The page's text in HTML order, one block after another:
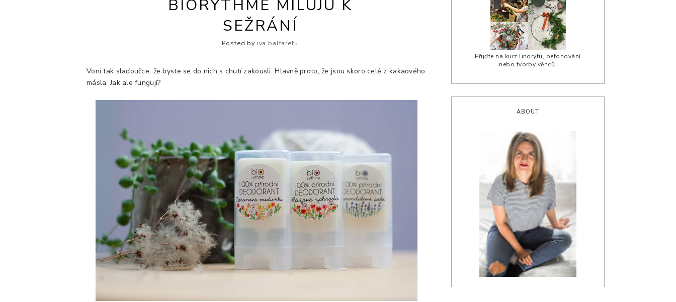
BIORYTHME MILUJU K
SEŽRÁNÍ
Posted by iva baltaretu
Voní tak slaďoučce, že byste se do nich s chutí zakousli. Hlavně proto, že jsou skoro celé z kakaového
másla. Jak ale fungují?
Přijďte na kurz linorytu, betonování
nebo tvorby věnců.
ABOUT